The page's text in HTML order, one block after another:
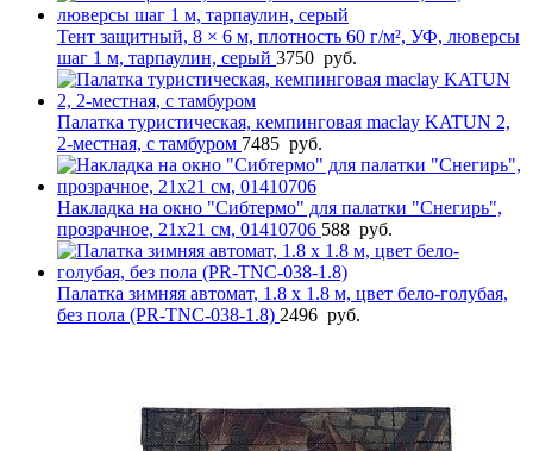
Тент защитный, 8 × 6 м, плотность 60 г/м², УФ, люверсы
шаг 1 м, тарпаулин, серый 3750 руб.
Палатка туристическая, кемпинговая maclay KATUN 2,
2-местная, с тамбуром 7485 руб.
Накладка на окно "Сибтермо" для палатки "Снегирь",
прозрачное, 21х21 см, 01410706 588 руб.
Палатка зимняя автомат, 1.8 х 1.8 м, цвет бело-голубая,
без пола (PR-TNC-038-1.8) 2496 руб.